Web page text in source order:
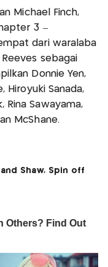
Michael Finch,
3 –
dari waralaba
sebagai
Donnie Yen,
Hiroyuki Sanada,
Rina Sawayama,
McShane.
Shaw, Spin off